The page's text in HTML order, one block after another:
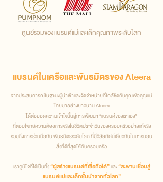
ศูนย์รวมของแบรนด์แม่และเด็กคุณภาพระดับโลก
แบรนด์ในเครือและพันธมิตรของ Ateera
จากประสบการณ์ในฐานะผู้นำเข้าและจัดจำหน่ายที่ใกล้ชิดกับคุณพ่อคุณแม่
ไทยมาอย่างยาวนาน Ateera
ได้ต่อยอดความเข้าใจนั้นสู่การพัฒนา “แบรนด์ของเราเอง”
ที่ตอบโจทย์ความต้องการจริงในชีวิตประจำวันของครอบครัวอย่างแท้จริง
รวมถึงการร่วมมือกับ พันธมิตรระดับโลก ที่มีวิสัยทัศน์เดียวกันในการมอบ
สิ่งที่ดีที่สุดให้กับครอบครัว
เราภูมิใจที่ได้เป็นทั้ง“ผู้สร้างแบรนด์ที่เชื่อถือได้”และ“สะพานเชื่อมสู่
แบรนด์แม่และเด็กชั้นนำจากทั่วโลก”